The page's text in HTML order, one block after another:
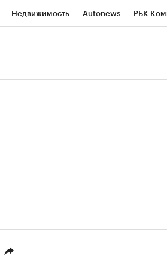
Недвижимость Autonews РБК